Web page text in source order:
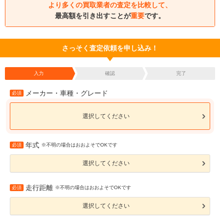
より多くの買取業者の査定を比較して、
最高額を引き出すことが重要です。
さっそく査定依頼を申し込み！
入力 確認 完了
必須 メーカー・車種・グレード
選択してください
必須 年式 ※不明の場合はおおよそでOKです
選択してください
必須 走行距離 ※不明の場合はおおよそでOKです
選択してください